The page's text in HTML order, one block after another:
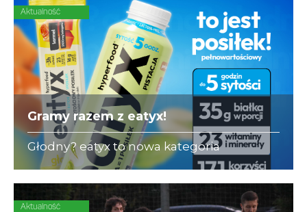
Aktualność
Gramy razem z eatyx!
Głodny? eatyx to nowa kategoria
Hyperfood®, czyli pełnowartościowych
posiłków w różnych postaciach,
mogących zastąpić dowolne danie w
ciągu dnia
Aktualność